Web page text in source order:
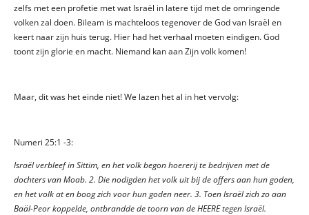
zelfs met een profetie met wat Israël in latere tijd met de omringende
volken zal doen. Bileam is machteloos tegenover de God van Israël en
keert naar zijn huis terug. Hier had het verhaal moeten eindigen. God
toont zijn glorie en macht. Niemand kan aan Zijn volk komen!
Maar, dit was het einde niet! We lazen het al in het vervolg:
Numeri 25:1 -3:
Israël verbleef in Sittim, en het volk begon hoererij te bedrijven met de
dochters van Moab. 2. Die nodigden het volk uit bij de offers aan hun goden,
en het volk at en boog zich voor hun goden neer. 3. Toen Israël zich zo aan
Baäl-Peor koppelde, ontbrandde de toorn van de HEERE tegen Israël.